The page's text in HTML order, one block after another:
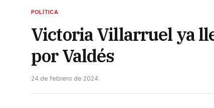
POLÍTICA
Victoria Villarruel ya
por Valdés
24 de febrero de 2024